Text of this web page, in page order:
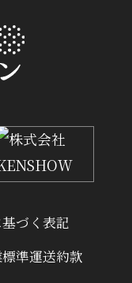
づく表記
準運送約款